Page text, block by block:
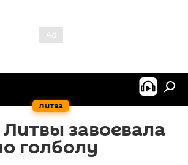
Литва
завоевала
голболу